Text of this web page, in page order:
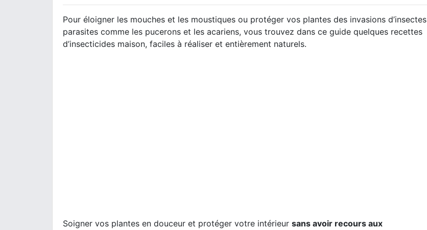
Pour éloigner les mouches et les moustiques ou protéger vos plantes des invasions d’insectes
parasites comme les pucerons et les acariens, vous trouvez dans ce guide quelques recettes
d’insecticides maison, faciles à réaliser et entièrement naturels.
Soigner vos plantes en douceur et protéger votre intérieur sans avoir recours aux